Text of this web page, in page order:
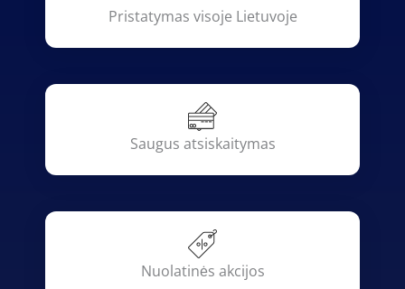
Pristatymas visoje Lietuvoje
Saugus atsiskaitymas
Nuolatinės akcijos